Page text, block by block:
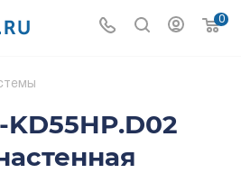
0
KD55HP.D02